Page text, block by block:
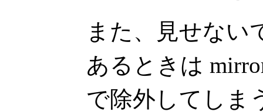
また、見せない
あるときは
で除外してしま